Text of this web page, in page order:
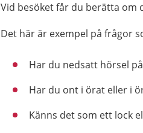
Vid besöket får du berätta om
Det här är exempel på frågor
Har du nedsatt hörsel
Har du ont i örat eller i
Känns det som ett lock